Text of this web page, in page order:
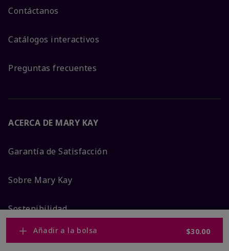
Añadir a la bolsa $30.00
Contáctanos
Catálogos interactivos
Preguntas frecuentes
ACERCA DE MARY KAY
Garantía de Satisfacción
Sobre Mary Kay
Sostenibilidad
Promesa De Producto